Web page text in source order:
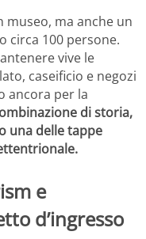
museo, ma anche un
circa 100 persone.
vive le
caseificio e negozi
ancora per la
di storia,
una delle tappe
e
d’ingresso